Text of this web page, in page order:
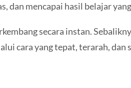
dan mencapai hasil belajar
secara instan.
cara yang tepat, terarah, dan